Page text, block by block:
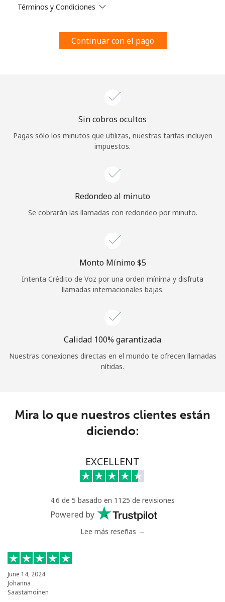
estosTérminos y condiciones.
Únete
¡Hola!
Inicia sesión oREGÍSTRATE →
¿Olvidaste tu contraseña? →
Continuar con
Términos y Condiciones
Continuar con el pago
Sin cobros ocultos
Pagas sólo los minutos que utilizas, nuestras tarifas incluyen
impuestos.
Redondeo al minuto
Se cobrarán las llamadas con redondeo por minuto.
Monto Mínimo ⁦$5⁩
Intenta Crédito de Voz por una orden mínima y disfruta
llamadas internacionales bajas.
Calidad 100% garantizada
Nuestras conexiones directas en el mundo te ofrecen llamadas
nítidas.
Mira lo que nuestros clientes están
diciendo:
EXCELLENT
4.6 de 5 basado en 1125 de revisiones
Powered by
Lee más reseñas →
June 14, 2024
Johanna
Saastamoinen